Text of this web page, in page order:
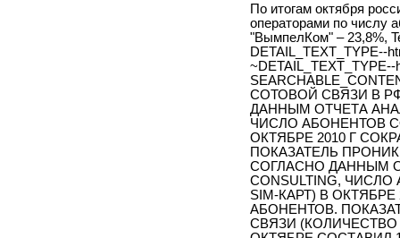
По итогам октября
операторами по числу
"ВымпелКом" – 23,8%,
DETAIL_TEXT_TYPE--
~DETAIL_TEXT_TYPE--
СОТОВОЙ СВЯЗИ В
ДАННЫМ ОТЧЕТА
ЧИСЛО АБОНЕНТОВ
ОКТЯБРЕ 2010 Г
ПОКАЗАТЕЛЬ
СОГЛАСНО ДАННЫМ
CONSULTING,
SIM-КАРТ) В
АБОНЕНТОВ.
СВЯЗИ (КОЛИЧЕСТВО